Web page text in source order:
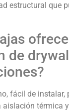
estructural que
de
fácil de instalar,
aislación térmica